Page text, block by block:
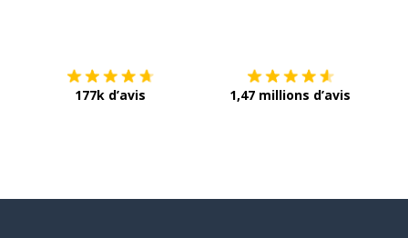
177k d’avis 1,47 millions d’avis